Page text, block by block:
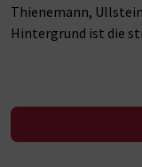
Thienemann,
Hintergrund ist die